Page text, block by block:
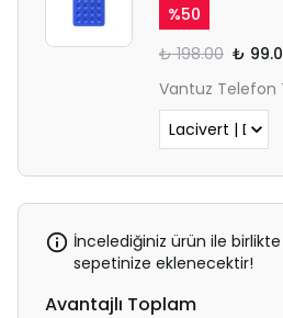
%50
₺ 198.00 ₺
Vantuz Telefon
İncelediğiniz ürün ile
sepetinize eklenecektir!
Avantajlı Toplam